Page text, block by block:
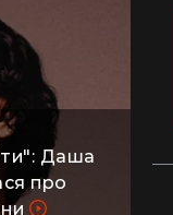
Даша
про